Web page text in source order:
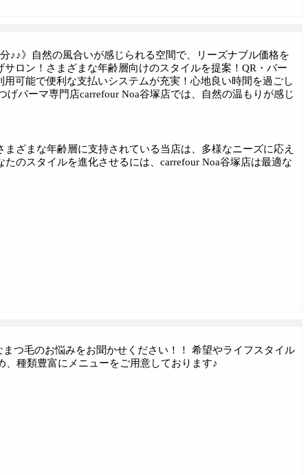
♪♪》自然の風合いが感じられる空間で、リーズナブル価格を
サロン！さまざまな年齢層向けのスタイルを提案！QR・バー
用可能で便利な支払いシステムが充実！心地良い時間を過ごし
げパーマ専門店carrefour Noa谷塚店では、自然の温もりが感じ
ざまな年齢層に支持されている当店は、多様なニーズに応え
のスタイルを進化させるには、carrefour Noa谷塚店は最適な
つ毛のお悩みをお聞かせください！！ 希望やライフスタイル
種類豊富にメニューをご用意しております♪